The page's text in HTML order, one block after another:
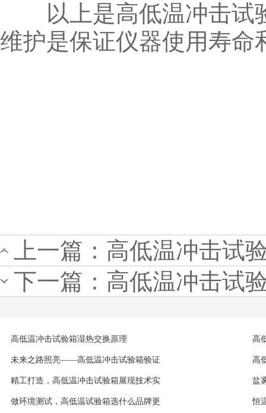
以上是高低温冲击试
维护是保证仪器使用寿命
上一篇： 高低温冲击试
下一篇： 高低温冲击试
高低温冲击试验箱湿热交换原理 高
未来之路照亮——高低温冲击试验箱验证 高
精工打造，高低温冲击试验箱展现技术实 盐
做环境测试，高低温试验箱选什么品牌更 恒